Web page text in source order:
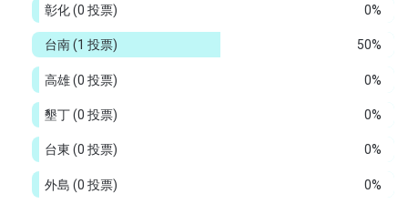
0%
彰化(0 投票)
50%
台南(1 投票)
0%
高雄(0 投票)
0%
墾丁(0 投票)
0%
台東 (0 投票)
0%
外島 (0 投票)